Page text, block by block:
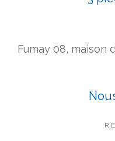
Fumay 08, maison